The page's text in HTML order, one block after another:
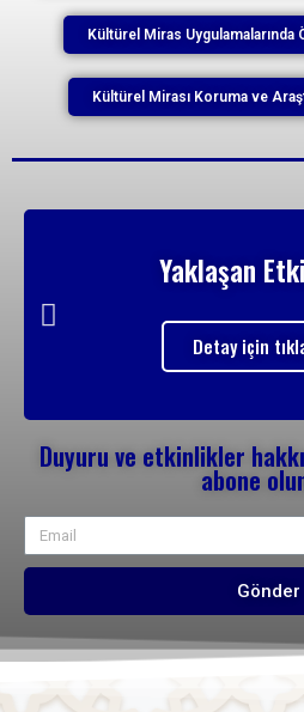
Kültürel Miras Uygulamalarında
Kültürel Mirası Koruma ve
Yaklaşan
Detay için
Duyuru ve etkinlikler
abone
Gönder